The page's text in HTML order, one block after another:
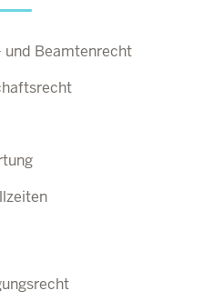
und Beamtenrecht